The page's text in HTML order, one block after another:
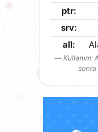
ptr:
srv:
all:
Kullanım:
sonra